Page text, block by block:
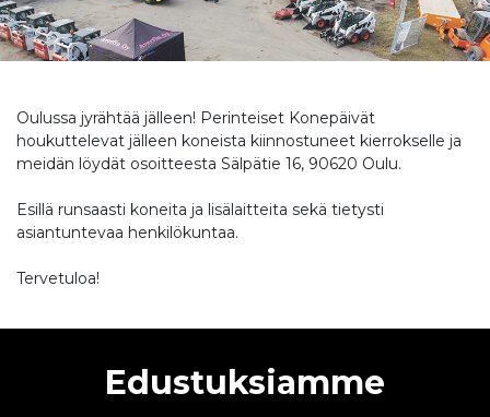
Oulussa jyrähtää jälleen! Perinteiset Konepäivät
houkuttelevat jälleen koneista kiinnostuneet kierrokselle ja
meidän löydät osoitteesta Sälpätie 16, 90620 Oulu.
Esillä runsaasti koneita ja lisälaitteita sekä tietysti
asiantuntevaa henkilökuntaa.
Tervetuloa!
Edustuksiamme